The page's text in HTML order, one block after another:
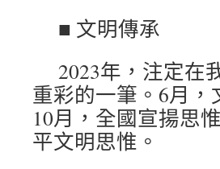
■ 文明傳承
2023年，注定在
重彩的一筆。6月，
10月，全國宣揚思
平文明思惟。